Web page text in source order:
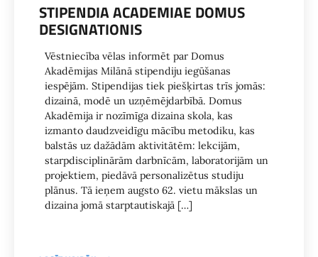
STIPENDIA ACADEMIAE DOMUS
DESIGNATIONIS
Vēstniecība vēlas informēt par Domus
Akadēmijas Milānā stipendiju iegūšanas
iespējām. Stipendijas tiek piešķirtas trīs jomās:
dizainā, modē un uzņēmējdarbībā. Domus
Akadēmija ir nozīmīga dizaina skola, kas
izmanto daudzveidīgu mācību metodiku, kas
balstās uz dažādām aktivitātēm: lekcijām,
starpdisciplinārām darbnīcām, laboratorijām un
projektiem, piedāvā personalizētus studiju
plānus. Tā ieņem augsto 62. vietu mākslas un
dizaina jomā starptautiskajā […]